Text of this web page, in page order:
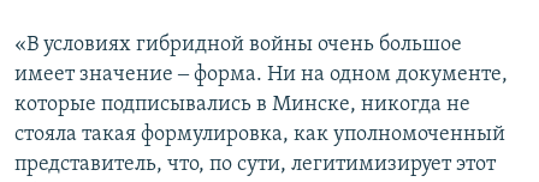
«В условиях гибридной войны очень большое
имеет значение ‒ форма. Ни на одном документе,
которые подписывались в Минске, никогда не
стояла такая формулировка, как уполномоченный
представитель, что, по сути, легитимизирует этот